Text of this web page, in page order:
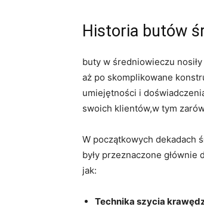
Historia butów⁤
buty w średniowieczu⁢
aż po‌ skomplikowane
umiejętności⁢ i​
swoich klientów,w tym
W ‍początkowych​ dekadach
były ‌przeznaczone
jak:
Technika szycia